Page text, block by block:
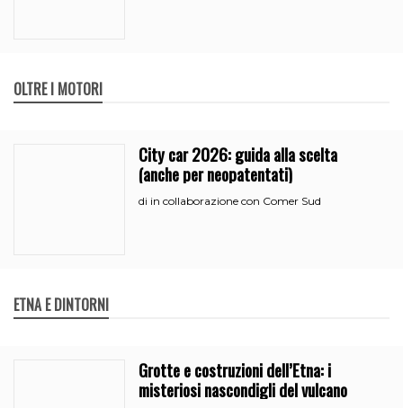
OLTRE I MOTORI
City car 2026: guida alla scelta
(anche per neopatentati)
di in collaborazione con Comer Sud
ETNA E DINTORNI
Grotte e costruzioni dell’Etna: i
misteriosi nascondigli del vulcano